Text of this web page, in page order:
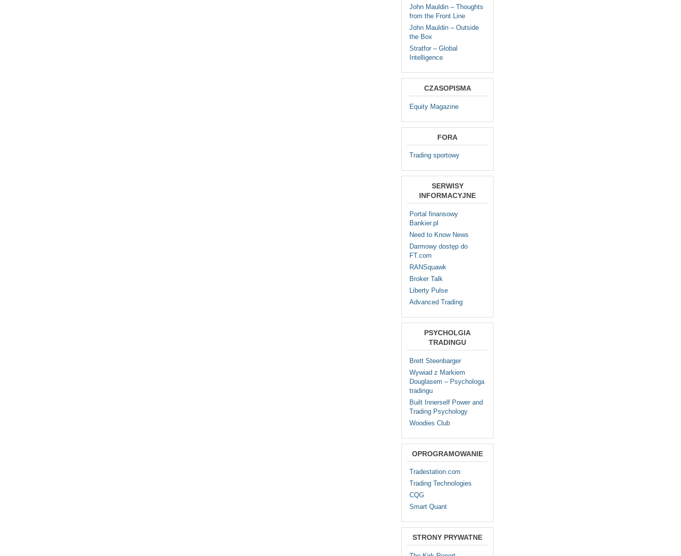
John Mauldin – Thoughts
from the Front Line
John Mauldin – Outside
the Box
Stratfor – Global
Intelligence
CZASOPISMA
Equity Magazine
FORA
Trading sportowy
SERWISY
INFORMACYJNE
Portal finansowy
Bankier.pl
Need to Know News
Darmowy dostęp do
FT.com
RANSquawk
Broker Talk
Liberty Pulse
Advanced Trading
PSYCHOLGIA
TRADINGU
Brett Steenbarger
Wywiad z Markiem
Douglasem – Psychologa
tradingu
Built Innerself Power and
Trading Psychology
Woodies Club
OPROGRAMOWANIE
Tradestation.com
Trading Technologies
CQG
Smart Quant
STRONY PRYWATNE